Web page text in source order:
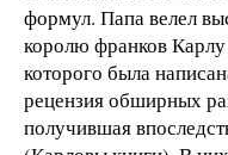
формул. Папа велел
королю франков
которого была
рецензия обширных
получившая